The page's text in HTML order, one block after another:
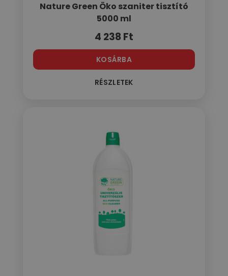
Nature Green Öko szaniter tisztító
5000 ml
4 238Ft
KOSÁRBA
RÉSZLETEK